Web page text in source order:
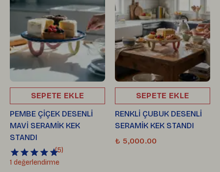
SEPETE EKLE
PEMBE ÇİÇEK DESENLİ
MAVİ SERAMİK KEK
STANDI
(5)
1 değerlendirme
SEPETE EKLE
RENKLİ ÇUBUK DESENLİ
SERAMİK KEK STANDI
₺ 5,000.00